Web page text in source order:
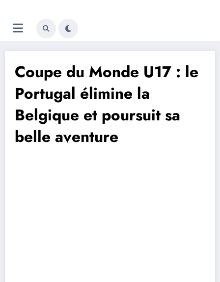
au
contenu
Trivela
L'actualité du football
Coupe du Monde U17 : le
Portugal élimine la
Belgique et poursuit sa
belle aventure